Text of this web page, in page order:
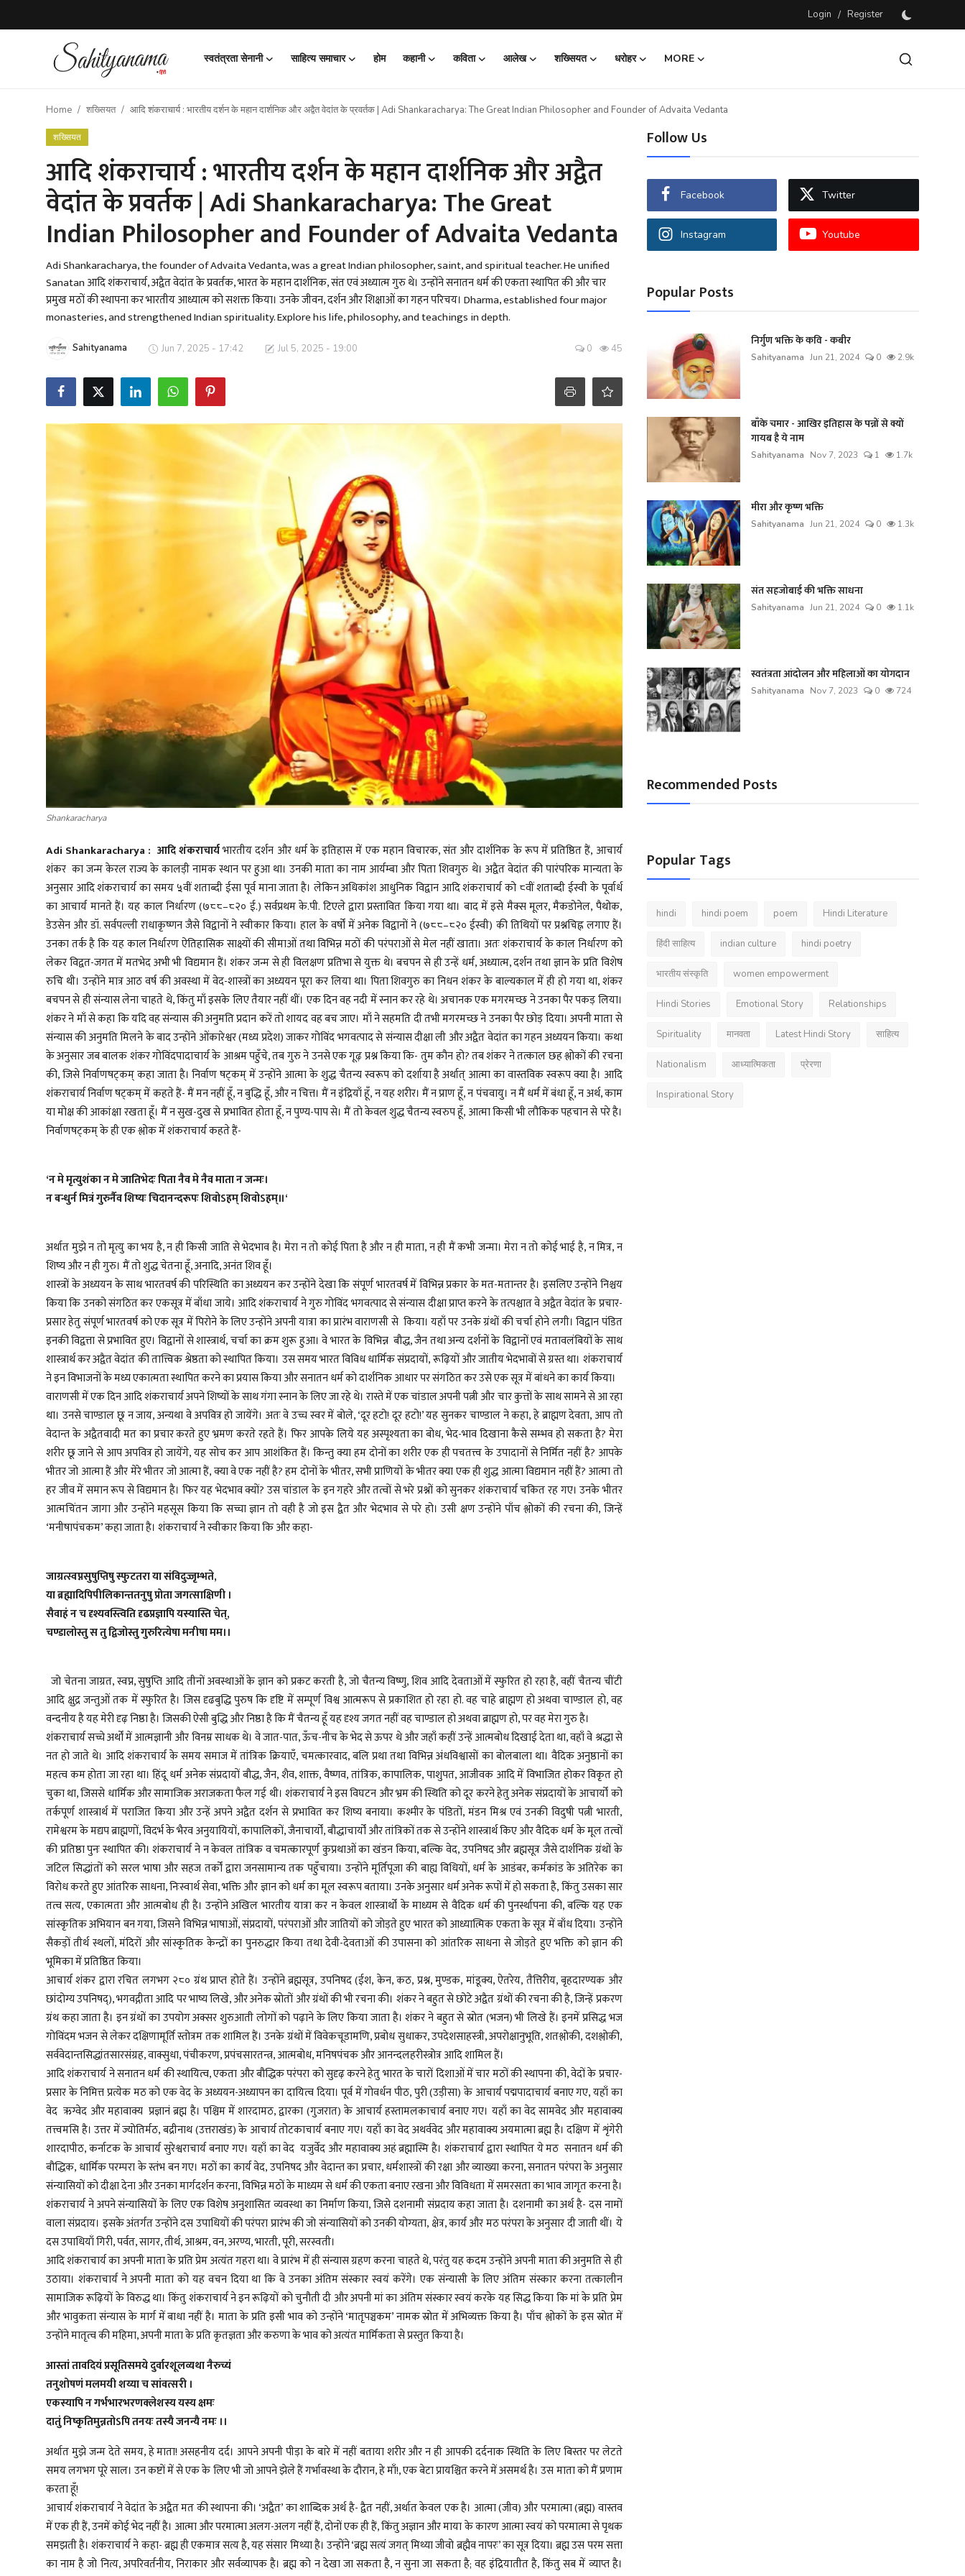
Login / Register
स्वतंत्रता सेनानी साहित्य समाचार होम कहानी कविता आलेख शख्सियत धरोहर
MORE
Register
साहित्य समाचार
यात्रावृत्तांत
Home शख्सियत आदि शंकराचार्य : भारतीय दर्शन के महान दार्शनिक और अद्वैत वेदांत के प्रवर्तक | Adi Shankaracharya: The Great Indian Philosopher and Founder of Advaita Vedanta
शख्सियत
आदि शंकराचार्य : भारतीय दर्शन के महान दार्शनिक और अद्वैत
वेदांत के प्रवर्तक | Adi Shankaracharya: The Great
Indian Philosopher and Founder of Advaita Vedanta
Adi Shankaracharya, the founder of Advaita Vedanta, was a great Indian philosopher, saint, and spiritual teacher. He unified
Sanatan आदि शंकराचार्य, अद्वैत वेदांत के प्रवर्तक, भारत के महान दार्शनिक, संत एवं अध्यात्म गुरु थे। उन्होंने सनातन धर्म की एकता स्थापित की और चार
प्रमुख मठों की स्थापना कर भारतीय आध्यात्म को सशक्त किया। उनके जीवन, दर्शन और शिक्षाओं का गहन परिचय। Dharma, established four major
monasteries, and strengthened Indian spirituality. Explore his life, philosophy, and teachings in depth.
Sahityanama Jun 7, 2025 - 17:42 Jul 5, 2025 - 19:00 0 45
Shankaracharya
Adi Shankaracharya : आदि शंकराचार्यभारतीय दर्शन और धर्म के इतिहास में एक महान विचारक, संत और दार्शनिक के रूप में प्रतिष्ठित हैं, आचार्य
शंकर का जन्म केरल राज्य के कालड़ी नामक स्थान पर हुआ था। उनकी माता का नाम आर्यम्बा और पिता शिवगुरु थे। अद्वैत वेदांत की पारंपरिक मान्यता के
अनुसार आदि शंकराचार्य का समय ५वीं शताब्दी ईसा पूर्व माना जाता है। लेकिन अधिकांश आधुनिक विद्वान आदि शंकराचार्य को ८वीं शताब्दी ईस्वी के पूर्वार्ध
का आचार्य मानते हैं। यह काल निर्धारण (७८८–८२० ई.) सर्वप्रथम के.पी. टिएले द्वारा प्रस्तावित किया गया था। बाद में इसे मैक्स मूलर, मैकडोनेल, पैथोक,
डेउसेन और डॉ. सर्वपल्ली राधाकृष्णन जैसे विद्वानों ने स्वीकार किया। हाल के वर्षों में अनेक विद्वानों ने (७८८–८२० ईस्वी) की तिथियों पर प्रश्नचिह्न लगाए हैं।
उनका तर्क है कि यह काल निर्धारण ऐतिहासिक साक्ष्यों की सीमाओं तथा विभिन्न मठों की परंपराओं से मेल नहीं खाता। अतः शंकराचार्य के काल निर्धारण को
लेकर विद्वत-जगत में मतभेद अभी भी विद्यमान हैं। शंकर जन्म से ही विलक्षण प्रतिभा से युक्त थे। बचपन से ही उन्हें धर्म, अध्यात्म, दर्शन तथा ज्ञान के प्रति विशेष
रुचि थी। उन्होंने मात्र आठ वर्ष की अवस्था में वेद-शास्त्रों का अध्ययन पूरा कर लिया था। पिता शिवगुरु का निधन शंकर के बाल्यकाल में ही हो गया था, शंकर
बचपन से ही संन्यास लेना चाहते थे, किंतु माँ इसके लिए तैयार नहीं थीं। एक दिन वह नदी में स्नान कर रहे थे। अचानक एक मगरमच्छ ने उनका पैर पकड़ लिया।
शंकर ने माँ से कहा कि यदि वह संन्यास की अनुमति प्रदान करें तो शायद वह बच जाए। माँ ने सहमति दी तभी मगरमच्छ ने उनका पैर छोड़ दिया। अपनी माता से
संन्यास की अनुमति मिलने के बाद उन्होंने ओंकारेश्वर (मध्य प्रदेश) जाकर गोविंद भगवत्पाद से संन्यास दीक्षा ली और अद्वैत वेदांत का गहन अध्ययन किया। कथा
के अनुसार जब बालक शंकर गोविंदपादाचार्य के आश्रम पहुँचे, तब गुरु ने उनसे एक गूढ़ प्रश्न किया कि- तुम कौन हो? तब शंकर ने तत्काल छह श्लोकों की रचना
की, जिसे निर्वाणषट्कम् कहा जाता है। निर्वाण षट्कम् में उन्होंने आत्मा के शुद्ध चैतन्य स्वरूप को दर्शाया है अर्थात् आत्मा का वास्तविक स्वरूप क्या है। आदि
शंकराचार्य निर्वाण षट्कम् में कहते हैं- मैं मन नहीं हूँ, न बुद्धि हूँ, और न चित्त। मैं न इंद्रियाँ हूँ, न यह शरीर। मैं न प्राण हूँ, न पंचवायु। न मैं धर्म में बंधा हूँ, न अर्थ, काम
या मोक्ष की आकांक्षा रखता हूँ। मैं न सुख-दुख से प्रभावित होता हूँ, न पुण्य-पाप से। मैं तो केवल शुद्ध चैतन्य स्वरुप हूँ, आत्मा किसी भी लौकिक पहचान से परे है।
निर्वाणषट्कम् के ही एक श्लोक में शंकराचार्य कहते हैं-
‘न मे मृत्युशंका न मे जातिभेदः पिता नैव मे नैव माता न जन्मः।
न बन्धुर्न मित्रं गुरुर्नैव शिष्यः चिदानन्दरूपः शिवोऽहम् शिवोऽहम्॥‘
अर्थात‌ मुझे न तो मृत्यु का भय है, न ही किसी जाति से भेदभाव है। मेरा न तो कोई पिता है और न ही माता, न ही मैं कभी जन्मा। मेरा न तो कोई भाई है, न मित्र, न
शिष्य और न ही गुरु। मैं तो शुद्ध चेतना हूँ, अनादि, अनंत शिव हूँ।
शास्त्रों के अध्ययन के साथ भारतवर्ष की परिस्थिति का अध्ययन कर उन्होंने देखा कि संपूर्ण भारतवर्ष में विभिन्न प्रकार के मत-मतान्तर है। इसलिए उन्होंने निश्चय
किया कि उनको संगठित कर एकसूत्र में बाँधा जाये। आदि शंकराचार्य ने गुरु गोविंद भगवत्पाद से संन्यास दीक्षा प्राप्त करने के तत्पश्चात वे अद्वैत वेदांत के प्रचार-
प्रसार हेतु संपूर्ण भारतवर्ष को एक सूत्र में पिरोने के लिए उन्होंने अपनी यात्रा का प्रारंभ वाराणसी से किया। यहाँ पर उनके ग्रंथों की चर्चा होने लगी। विद्वान पंडित
इनकी विद्वत्ता से प्रभावित हुए। विद्वानों से शास्त्रार्थ, चर्चा का क्रम शुरू हुआ। वे भारत के विभिन्न बौद्ध, जैन तथा अन्य दर्शनों के विद्वानों एवं मतावलंबियों के साथ
शास्त्रार्थ कर अद्वैत वेदांत की तात्त्विक श्रेष्ठता को स्थापित किया। उस समय भारत विविध धार्मिक संप्रदायों, रूढ़ियों और जातीय भेदभावों से ग्रस्त था। शंकराचार्य
ने इन विभाजनों के मध्य एकात्मता स्थापित करने का प्रयास किया और सनातन धर्म को दार्शनिक आधार पर संगठित कर उसे एक सूत्र में बांधने का कार्य किया।
वाराणसी में एक दिन आदि शंकराचार्य अपने शिष्यों के साथ गंगा स्नान के लिए जा रहे थे। रास्ते में एक चांडाल अपनी पत्नी और चार कुत्तों के साथ सामने से आ रहा
था। उनसे चाण्डाल छू न जाय, अन्यथा वे अपवित्र हो जायेंगे। अतः वे उच्च स्वर में बोले, ‘दूर हटो! दूर हटो!’ यह सुनकर चाण्डाल ने कहा, हे ब्राह्मण देवता, आप तो
वेदान्त के अद्वैतवादी मत का प्रचार करते हुए भ्रमण करते रहते हैं। फिर आपके लिये यह अस्पृश्यता का बोध, भेद-भाव दिखाना कैसे सम्भव हो सकता है? मेरा
शरीर छू जाने से आप अपवित्र हो जायेंगे, यह सोच कर आप आशंकित हैं। किन्तु क्या हम दोनों का शरीर एक ही पचतत्त्व के उपादानों से निर्मित नहीं है? आपके
भीतर जो आत्मा हैं और मेरे भीतर जो आत्मा हैं, क्या वे एक नहीं है? हम दोनों के भीतर, सभी प्राणियों के भीतर क्या एक ही शुद्ध आत्मा विद्यमान नहीं हैं? आत्मा तो
हर जीव में समान रूप से विद्यमान है। फिर यह भेदभाव क्यों? उस चांडाल के इन गहरे और तत्वों से भरे प्रश्नों को सुनकर शंकराचार्य चकित रह गए। उनके भीतर
आत्मचिंतन जागा और उन्होंने महसूस किया कि सच्चा ज्ञान तो वही है जो इस द्वैत और भेदभाव से परे हो। उसी क्षण उन्होंने पाँच श्लोकों की रचना की, जिन्हें
‘मनीषापंचकम’ कहा जाता है। शंकराचार्य ने स्वीकार किया कि और कहा-
जाग्रत्स्वप्नसुषुप्तिषु स्फुटतरा या संविदुज्जृम्भते,
या ब्रह्मादिपिपीलिकान्ततनुषु प्रोता जगत्साक्षिणी ।
सैवाहं न च दृश्यवस्त्विति दृढप्रज्ञापि यस्यास्ति चेत्,
चण्डालोस्तु स तु द्विजोस्तु गुरुरित्येषा मनीषा मम।।
जो चेतना जाग्रत, स्वप्न, सुषुप्ति आदि तीनों अवस्थाओं के ज्ञान को प्रकट करती है, जो चैतन्य विष्णु, शिव आदि देवताओं में स्फुरित हो रहा है, वहीं चैतन्य चींटी
आदि क्षुद्र जन्तुओं तक में स्फुरित है। जिस दृढबुद्धि पुरुष कि दृष्टि में सम्पूर्ण विश्व आत्मरूप से प्रकाशित हो रहा हो. वह चाहे ब्राह्मण हो अथवा चाण्डाल हो, वह
वन्दनीय है यह मेरी दृढ़ निष्ठा है। जिसकी ऐसी बुद्धि और निष्ठा है कि मैं चैतन्य हूँ यह दृश्य जगत नहीं वह चाण्डाल हो अथवा ब्राह्मण हो, पर वह मेरा गुरु है।
शंकराचार्य सच्चे अर्थों में आत्मज्ञानी और विनम्र साधक थे। वे जात-पात, ऊँच-नीच के भेद से ऊपर थे और जहाँ कहीं उन्हें आत्मबोध दिखाई देता था, वहाँ वे श्रद्धा से
नत हो जाते थे। आदि शंकराचार्य के समय समाज में तांत्रिक क्रियाएँ, चमत्कारवाद, बलि प्रथा तथा विभिन्न अंधविश्वासों का बोलबाला था। वैदिक अनुष्ठानों का
महत्व कम होता जा रहा था। हिंदू धर्म अनेक संप्रदायों बौद्ध, जैन, शैव, शाक्त, वैष्णव, तांत्रिक, कापालिक, पाशुपत, आजीवक आदि में विभाजित होकर विकृत हो
चुका था, जिससे धार्मिक और सामाजिक अराजकता फैल गई थी। शंकराचार्य ने इस विघटन और भ्रम की स्थिति को दूर करने हेतु अनेक संप्रदायों के आचार्यों को
तर्कपूर्ण शास्त्रार्थ में पराजित किया और उन्हें अपने अद्वैत दर्शन से प्रभावित कर शिष्य बनाया। कश्मीर के पंडितों, मंडन मिश्र एवं उनकी विदुषी पत्नी भारती,
रामेश्वरम के मद्यप ब्राह्मणों, विदर्भ के भैरव अनुयायियों, कापालिकों, जैनाचार्यों, बौद्धाचार्यों और तांत्रिकों तक से उन्होंने शास्त्रार्थ किए और वैदिक धर्म के मूल तत्वों
की प्रतिष्ठा पुनः स्थापित की। शंकराचार्य ने न केवल तांत्रिक व चमत्कारपूर्ण कुप्रथाओं का खंडन किया, बल्कि वेद, उपनिषद और ब्रह्मसूत्र जैसे दार्शनिक ग्रंथों के
जटिल सिद्धांतों को सरल भाषा और सहज तर्कों द्वारा जनसामान्य तक पहुँचाया। उन्होंने मूर्तिपूजा की बाह्य विधियों, धर्म के आडंबर, कर्मकांड के अतिरेक का
विरोध करते हुए आंतरिक साधना, निःस्वार्थ सेवा, भक्ति और ज्ञान को धर्म का मूल स्वरूप बताया। उनके अनुसार धर्म अनेक रूपों में हो सकता है, किंतु उसका सार
तत्व सत्य, एकात्मता और आत्मबोध ही है। उन्होंने अखिल भारतीय यात्रा कर न केवल शास्त्रार्थों के माध्यम से वैदिक धर्म की पुनर्स्थापना की, बल्कि यह एक
सांस्कृतिक अभियान बन गया, जिसने विभिन्न भाषाओं, संप्रदायों, परंपराओं और जातियों को जोड़ते हुए भारत को आध्यात्मिक एकता के सूत्र में बाँध दिया। उन्होंने
सैकड़ों तीर्थ स्थलों, मंदिरों और सांस्कृतिक केन्द्रों का पुनरुद्धार किया तथा देवी-देवताओं की उपासना को आंतरिक साधना से जोड़ते हुए भक्ति को ज्ञान की
भूमिका में प्रतिष्ठित किया।
आचार्य शंकर द्वारा रचित लगभग २८० ग्रंथ प्राप्त होते हैं। उन्होंने ब्रह्मसूत्र, उपनिषद (ईश, केन, कठ, प्रश्न, मुण्डक, मांडूक्य, ऐतरेय, तैत्तिरीय, बृहदारण्यक और
छांदोग्य उपनिषद्), भगवद्गीता आदि पर भाष्य लिखे, और अनेक स्रोतों और ग्रंथों की भी रचना की। शंकर ने बहुत से छोटे अद्वैत ग्रंथों की रचना की है, जिन्हें प्रकरण
ग्रंथ कहा जाता है। इन ग्रंथों का उपयोग अक्सर शुरुआती लोगों को पढ़ाने के लिए किया जाता है। शंकर ने बहुत से स्रोत (भजन) भी लिखे हैं। इनमें प्रसिद्ध भज
गोविंदम भजन से लेकर दक्षिणामूर्ति स्तोत्रम तक शामिल हैं। उनके ग्रंथों में विवेकचूडामणि, प्रबोध सुधाकर, उपदेशसाहस्त्री, अपरोक्षानुभूति, शतश्लोकी, दशश्लोकी,
सर्ववेदान्तसिद्धांतसारसंग्रह, वाक्सुधा, पंचीकरण, प्रपंचसारतन्त्र, आत्मबोध, मनिषपंचक और आनन्दलहरीस्त्रोत्र आदि शामिल हैं।
आदि शंकराचार्य ने सनातन धर्म की स्थायित्व, एकता और बौद्धिक परंपरा को सुदृढ़ करने हेतु भारत के चारों दिशाओं में चार मठों की स्थापना की, वेदों के प्रचार-
प्रसार के निमित्त प्रत्येक मठ को एक वेद के अध्ययन-अध्यापन का दायित्व दिया। पूर्व में गोवर्धन पीठ, पुरी (उड़ीसा) के आचार्य पद्मपादाचार्य बनाए गए, यहाँ का
वेद ऋग्वेद और महावाक्य प्रज्ञानं ब्रह्म है। पश्चिम में शारदामठ, द्वारका (गुजरात) के आचार्य हस्तामलकाचार्य बनाए गए। यहाँ का वेद सामवेद और महावाक्य
तत्त्वमसि है। उत्तर में ज्योतिर्मठ, बद्रीनाथ (उत्तराखंड) के आचार्य तोटकाचार्य बनाए गए। यहाँ का वेद अथर्ववेद और महावाक्य अयमात्मा ब्रह्म है। दक्षिण में शृंगेरी
शारदापीठ, कर्नाटक के आचार्य सुरेश्वराचार्य बनाए गए। यहाँ का वेद यजुर्वेद और महावाक्य अहं ब्रह्मास्मि है। शंकराचार्य द्वारा स्थापित ये मठ सनातन धर्म की
बौद्धिक, धार्मिक परम्परा के स्तंभ बन गए। मठों का कार्य वेद, उपनिषद और वेदान्त का प्रचार, धर्मशास्त्रों की रक्षा और व्याख्या करना, सनातन परंपरा के अनुसार
संन्यासियों को दीक्षा देना और उनका मार्गदर्शन करना, विभिन्न मठों के माध्यम से धर्म की एकता बनाए रखना और विविधता में समरसता का भाव जागृत करना है।
शंकराचार्य ने अपने संन्यासियों के लिए एक विशेष अनुशासित व्यवस्था का निर्माण किया, जिसे दशनामी संप्रदाय कहा जाता है। दशनामी का अर्थ है- दस नामों
वाला संप्रदाय। इसके अंतर्गत उन्होंने दस उपाधियों की परंपरा प्रारंभ की जो संन्यासियों को उनकी योग्यता, क्षेत्र, कार्य और मठ परंपरा के अनुसार दी जाती थीं। ये
दस उपाधियाँ गिरी, पर्वत, सागर, तीर्थ, आश्रम, वन, अरण्य, भारती, पूरी, सरस्वती।
आदि शंकराचार्य का अपनी माता के प्रति प्रेम अत्यंत गहरा था। वे प्रारंभ में ही संन्यास ग्रहण करना चाहते थे, परंतु यह कदम उन्होंने अपनी माता की अनुमति से ही
उठाया। शंकराचार्य ने अपनी माता को यह वचन दिया था कि वे उनका अंतिम संस्कार स्वयं करेंगे। एक संन्यासी के लिए अंतिम संस्कार करना तत्कालीन
सामाजिक रूढ़ियों के विरुद्ध था। किंतु शंकराचार्य ने इन रूढ़ियों को चुनौती दी और अपनी मां का अंतिम संस्कार स्वयं करके यह सिद्ध किया कि मां के प्रति प्रेम
और भावुकता संन्यास के मार्ग में बाधा नहीं है। माता के प्रति इसी भाव को उन्होंने ‘मातृपञ्चकम’ नामक स्रोत में अभिव्यक्त किया है। पाँच श्लोकों के इस स्रोत में
उन्होंने मातृत्व की महिमा, अपनी माता के प्रति कृतज्ञता और करुणा के भाव को अत्यंत मार्मिकता से प्रस्तुत किया है।
आस्तां तावदियं प्रसूतिसमये दुर्वारशूलव्यथा नैरुच्यं
तनुशोषणं मलमयी शय्या च सांवत्सरी ।
एकस्यापि न गर्भभारभरणक्लेशस्य यस्य क्षमः
दातुं निष्कृतिमुन्नतोऽपि तनयः तस्यै जनन्यै नमः ।।
अर्थात मुझे जन्म देते समय, हे माता! असहनीय दर्द। आपने अपनी पीड़ा के बारे में नहीं बताया शरीर और न ही आपकी दर्दनाक स्थिति के लिए बिस्तर पर लेटते
समय लगभग पूरे साल। उन कष्टों में से एक के लिए भी जो आपने झेले हैं गर्भावस्था के दौरान, हे माँ!, एक बेटा प्रायश्चित करने में असमर्थ है। उस माता को मैं प्रणाम
करता हूँ!
आचार्य शंकराचार्य ने वेदांत के अद्वैत मत की स्थापना की। ‘अद्वैत’ का शाब्दिक अर्थ है- द्वैत नहीं, अर्थात केवल एक है। आत्मा (जीव) और परमात्मा (ब्रह्म) वास्तव
में एक ही हैं, उनमें कोई भेद नहीं है। आत्मा और परमात्मा अलग-अलग नहीं हैं, दोनों एक ही हैं, किंतु अज्ञान और माया के कारण आत्मा स्वयं को परमात्मा से पृथक
समझती है। शंकराचार्य ने कहा- ब्रह्म ही एकमात्र सत्य है, यह संसार मिथ्या है। उन्होंने ‘ब्रह्म सत्यं जगत् मिथ्या जीवो ब्रह्मैव नापरः’ का सूत्र दिया। ब्रह्म उस परम सत्ता
का नाम है जो नित्य, अपरिवर्तनीय, निराकार और सर्वव्यापक है। ब्रह्म को न देखा जा सकता है, न सुना जा सकता है; वह इंद्रियातीत है, किंतु सब में व्याप्त है।
Follow Us
Facebook Twitter
Instagram Youtube
Popular Posts
निर्गुण भक्ति के कवि - कबीर
Sahityanama Jun 21, 2024 0 2.9k
बाँके चमार - आखिर इतिहास के पन्नों से क्यों
गायब है ये नाम
Sahityanama Nov 7, 2023 1 1.7k
मीरा और कृष्ण भक्ति
Sahityanama Jun 21, 2024 0 1.3k
संत सहजोबाई की भक्ति साधना
Sahityanama Jun 21, 2024 0 1.1k
स्वतंत्रता आंदोलन और महिलाओं का योगदान
Sahityanama Nov 7, 2023 0 724
Recommended Posts
Popular Tags
hindi hindi poem poem Hindi Literature
हिंदी साहित्य indian culture hindi poetry
भारतीय संस्कृति women empowerment
Hindi Stories Emotional Story Relationships
Spirituality मानवता Latest Hindi Story साहित्य
Nationalism आध्यात्मिकता प्रेरणा
Inspirational Story